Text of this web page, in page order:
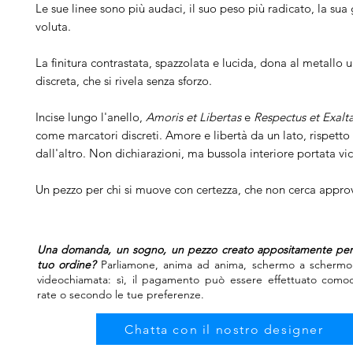
Le sue linee sono più audaci, il suo peso più radicato, la
voluta.
La finitura contrastata, spazzolata e lucida, dona al metallo
discreta, che si rivela senza sforzo.
Incise lungo l'anello, Amoris et Libertase Respectus et
come marcatori discreti. Amore e libertà da un lato, rispetto
dall'altro. Non dichiarazioni, ma bussola interiore portata
Un pezzo per chi si muove con certezza, che non cerca
Una domanda, un sogno, un pezzo creato appositamente
tuo ordine?Parliamone, anima ad anima, schermo a
videochiamata: sì, il pagamento può essere effettuato
rate o secondo le tue preferenze.
Chatta con il nostro designer